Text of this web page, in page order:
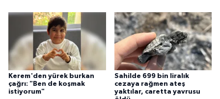
Kerem'den yürek burkan
çağrı: "Ben de koşmak
istiyorum"
Sahilde 699 bin liralık
cezaya rağmen ateş
yaktılar, caretta yavrusu